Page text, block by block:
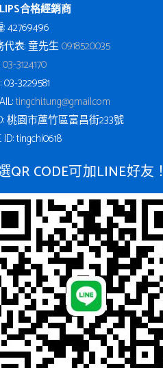
合格經銷商
42769496
代表: 童先生0918520035
03-3124170
03-3229581
tingchi.tung@gmail.com
桃園市蘆竹區富昌街233號
ID: tingchi0618
QR CODE可加LINE好友！